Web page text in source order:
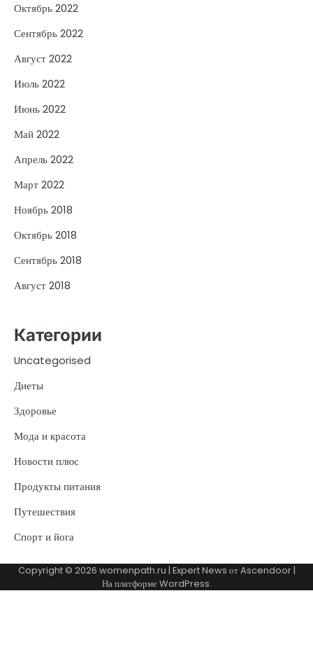
Октябрь 2022
Сентябрь 2022
Август 2022
Июль 2022
Июнь 2022
Май 2022
Апрель 2022
Март 2022
Ноябрь 2018
Октябрь 2018
Сентябрь 2018
Август 2018
Категории
Uncategorised
Диеты
Здоровье
Мода и красота
Новости плюс
Продукты питания
Путешествия
Спорт и йога
Copyright © 2026 womenpath.ru | Expert News отAscendoor|
На платформеWordPress.